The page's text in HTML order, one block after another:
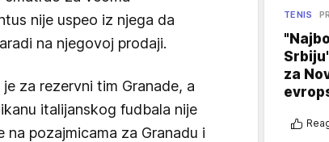
nije uspeo iz njega da
na njegovoj prodaji.
za rezervni tim Granade, a
italijanskog fudbala nije
na pozajmicama za Granadu i
TENIS
za